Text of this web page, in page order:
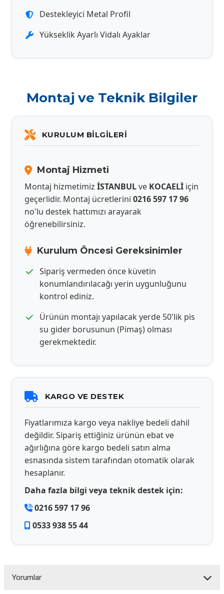
Destekleyici Metal Profil
Yükseklik Ayarlı Vidalı Ayaklar
Montaj ve Teknik Bilgiler
KURULUM BILGILERI
Montaj Hizmeti
Montaj hizmetimiz İSTANBULve KOCAELİ için
geçerlidir. Montaj ücretlerini 0216 597 17 96
no'lu destek hattımızı arayarak
öğrenebilirsiniz.
Kurulum Öncesi Gereksinimler
Sipariş vermeden önce küvetin
konumlandırılacağı yerin uygunluğunu
kontrol ediniz.
Ürünün montajı yapılacak yerde 50'lik pis
su gider borusunun (Pimaş) olması
gerekmektedir.
KARGO VE DESTEK
Fiyatlarımıza kargo veya nakliye bedeli dahil
değildir. Sipariş ettiğiniz ürünün ebat ve
ağırlığına göre kargo bedeli satın alma
esnasında sistem tarafından otomatik olarak
hesaplanır.
Daha fazla bilgi veya teknik destek için:
0216 597 17 96
0533 938 55 44
Yorumlar